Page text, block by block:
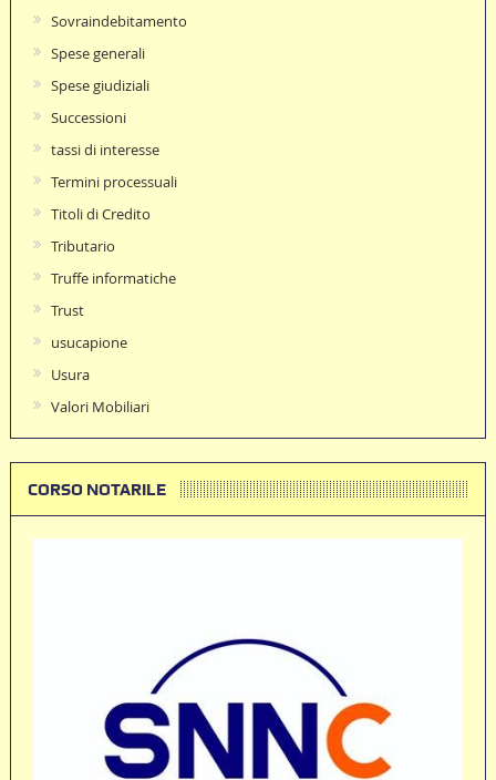
Sovraindebitamento
Spese generali
Spese giudiziali
Successioni
tassi di interesse
Termini processuali
Titoli di Credito
Tributario
Truffe informatiche
Trust
usucapione
Usura
Valori Mobiliari
CORSO NOTARILE